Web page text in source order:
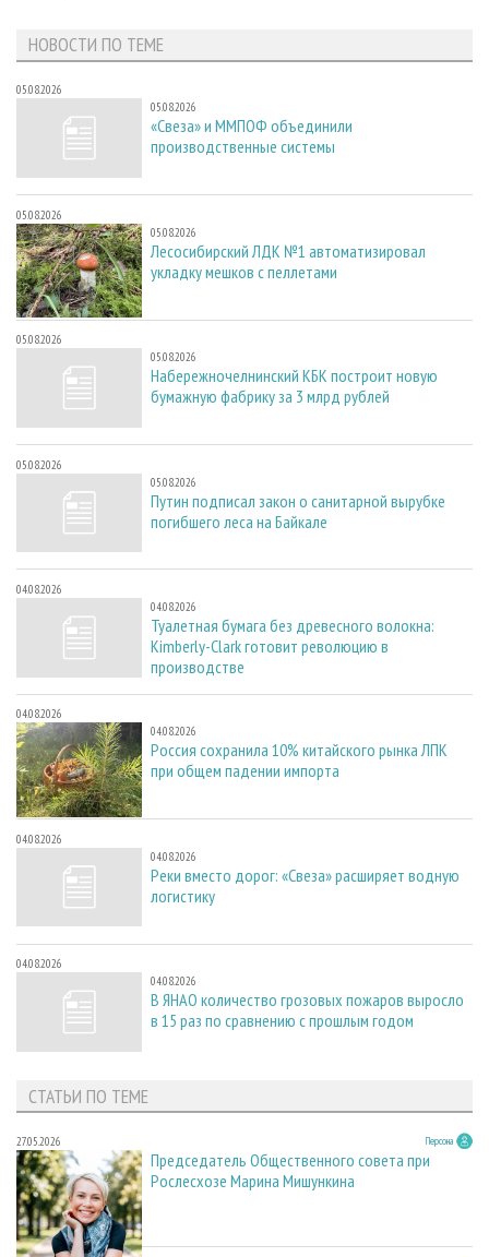
ПРОИЗВОДСТВО ДРЕВЕСНЫХ ПЛИТ
ДЕРЕВЯННОЕ ДОМОСТРОЕНИЕ
ПРОИЗВОДСТВО МЕБЕЛИ
БИОЭНЕРГЕТИКА
ЦБП
ИНСТРУМЕНТ И МАТЕРИАЛЫ
МОБИЛЬНЫЕ ВЫСТАВКИ
ОФИЦИАЛЬНЫЕ ДЕЛЕГАЦИИ
ПРИОРИТЕТНЫЕ ИНВЕСТПРОЕКТЫ
RUSSIAN FORESTRY REVIEW
ГАЗЕТА ЛЕСПРОМФОРУМ
БИБЛИОТЕКА СПЕЦИАЛИСТА
РЕКЛАМА НА САЙТЕ
НОВОСТИ ПО ТЕМЕ
05.08.2026
05.08.2026
«Свеза» и ММПОФ объединили
производственные системы
05.08.2026
05.08.2026
Лесосибирский ЛДК №1 автоматизировал
укладку мешков с пеллетами
05.08.2026
05.08.2026
Набережночелнинский КБК построит новую
бумажную фабрику за 3 млрд рублей
05.08.2026
05.08.2026
Путин подписал закон о санитарной вырубке
погибшего леса на Байкале
04.08.2026
04.08.2026
Туалетная бумага без древесного волокна:
Kimberly-Clark готовит революцию в
производстве
04.08.2026
04.08.2026
Россия сохранила 10% китайского рынка ЛПК
при общем падении импорта
04.08.2026
04.08.2026
Реки вместо дорог: «Свеза» расширяет водную
логистику
04.08.2026
04.08.2026
В ЯНАО количество грозовых пожаров выросло
в 15 раз по сравнению с прошлым годом
СТАТЬИ ПО ТЕМЕ
27.05.2026 Персона
Председатель Общественного совета при
Рослесхозе Марина Мишункина